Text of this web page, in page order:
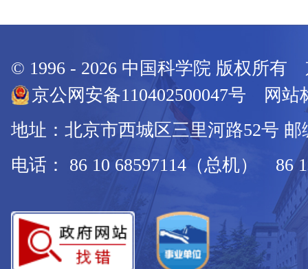
© 1996 - 2026 中国科学院 版权所有
京公网安备110402500047号 网站
地址：北京市西城区三里河路52号 邮
电话： 86 10 68597114（总机） 86